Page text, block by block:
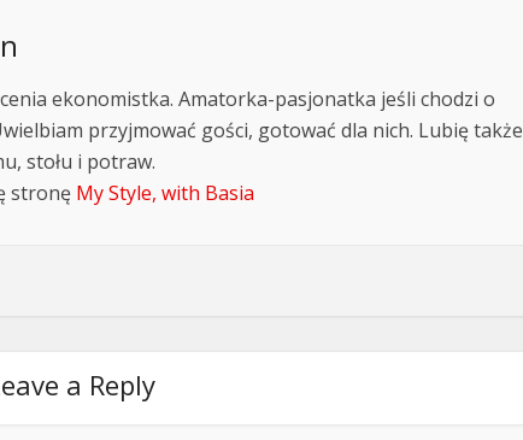
ekonomistka. Amatorka-pasjonatka jeśli chodzi o
przyjmować gości, gotować dla nich. Lubię także
stołu i potraw.
stronę My Style, with Basia
a Reply